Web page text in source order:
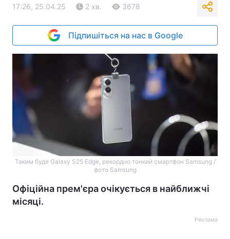
17:26, 25.04.25 2 хв. 3678
Підпишіться на нас в Google
Таким буде Galaxy S25 Edge, рекордно тонкий смартфон Samsung /
фото Samsung
Офіційна прем'єра очікується в найближчі
місяці.
Реклама